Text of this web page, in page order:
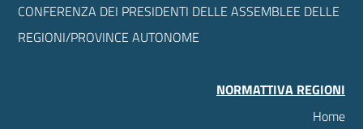
CONFERENZA DEI PRESIDENTI DELLE ASSEMBLEE DELLE
REGIONI/PROVINCE AUTONOME
NORMATTIVA REGIONI
Home